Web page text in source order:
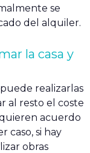
se
del alquiler.
la casa y
realizarlas
al resto el coste
acuerdo
caso, si hay
obras